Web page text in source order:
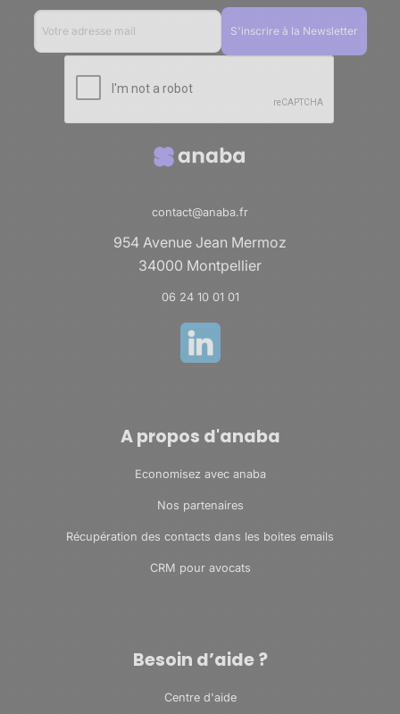
contact@anaba.fr
954 Avenue Jean Mermoz
34000 Montpellier
06 24 10 01 01
A propos d'anaba
Economisez avec anaba
Nos partenaires
Récupération des contacts dans les boites emails
CRM pour avocats
Besoin d’aide ?
Centre d'aide